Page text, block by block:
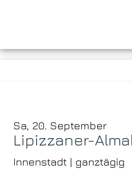
Sa, 20. September
Lipizzaner-
Innenstadt | ganztägig